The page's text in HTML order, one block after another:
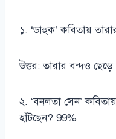
১. ‘ডাহুক’ কবিতায়
উত্তর: তারার বন্দও ছেড়ে
২. ‘বনলতা সেন’
হাঁটছেন? 99%